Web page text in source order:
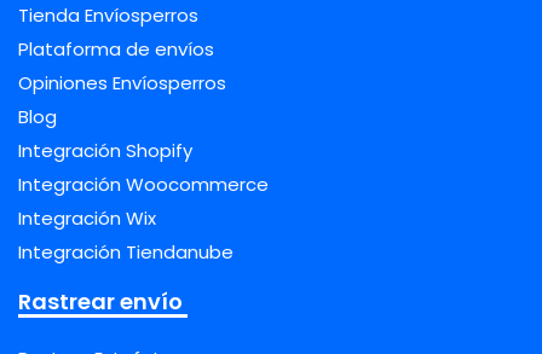
Tienda Envíosperros
Plataforma de envíos
Opiniones Envíosperros
Blog
Integración Shopify
Integración Woocommerce
Integración Wix
Integración Tiendanube
Rastrear envío